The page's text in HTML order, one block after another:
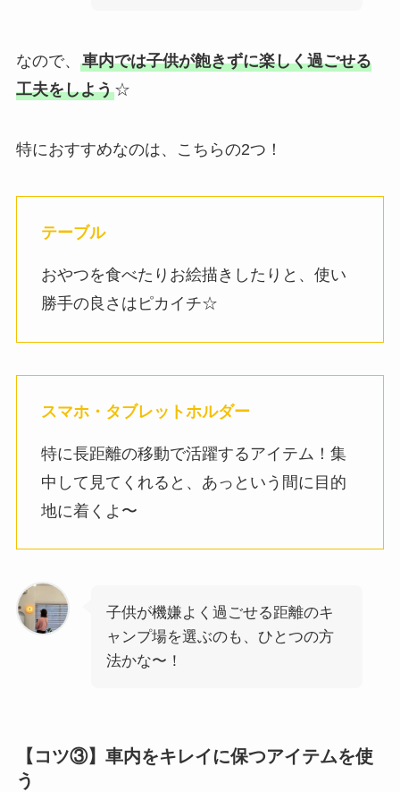
なので、 車内では子供が飽きずに楽しく過ごせる
工夫をしよう☆
特におすすめなのは、こちらの2つ！
テーブル
おやつを食べたりお絵描きしたりと、使い
勝手の良さはピカイチ☆
スマホ・タブレットホルダー
特に長距離の移動で活躍するアイテム！集
中して見てくれると、あっという間に目的
地に着くよ〜
子供が機嫌よく過ごせる距離のキ
ャンプ場を選ぶのも、ひとつの方
法かな〜！
【コツ③】車内をキレイに保つアイテムを使
う